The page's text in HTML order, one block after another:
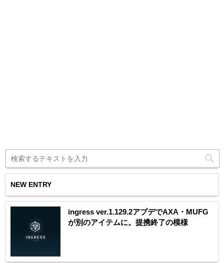
NEW ENTRY
ingress ver.1.129.2アプデでAXA・MUFG
が別のアイテムに。提携終了の模様